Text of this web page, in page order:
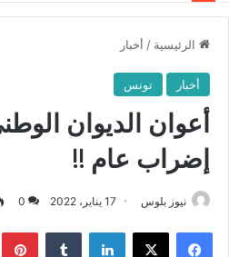
الرئيسية / أخبار
أخبار تونس
أعوان الديوان
إضراب عام !!
نيوز بلوس 17 يناير، 2022 0
فيسبوك X لينكدإن